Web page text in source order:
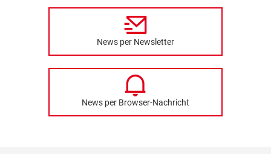
News per Newsletter
News per Browser-Nachricht